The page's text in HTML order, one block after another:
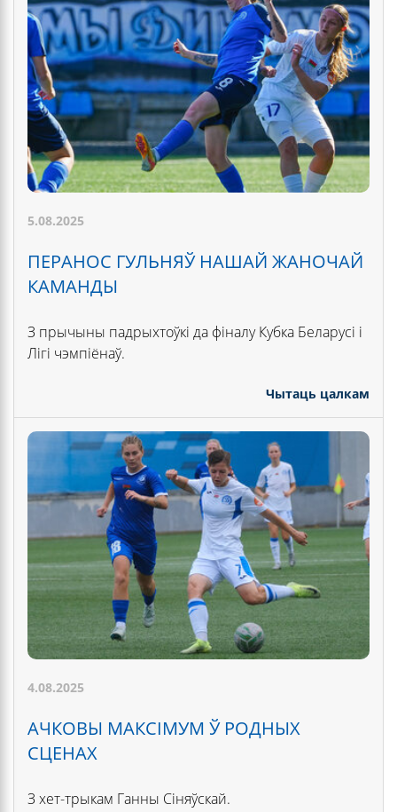
5.08.2025
ПЕРАНОС ГУЛЬНЯЎ НАШАЙ ЖАНОЧАЙ
КАМАНДЫ
З прычыны падрыхтоўкі да фіналу Кубка Беларусі і
Лігі чэмпіёнаў.
Чытаць цалкам
4.08.2025
АЧКОВЫ МАКСІМУМ Ў РОДНЫХ
СЦЕНАХ
З хет-трыкам Ганны Сіняўскай.